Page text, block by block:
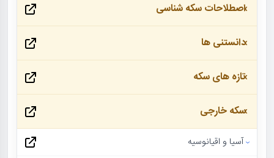
اصطلاحات سکه شناسی
دانستنی ها
تازه های سکه
سکه خارجی
آسیا و اقیانوسیه